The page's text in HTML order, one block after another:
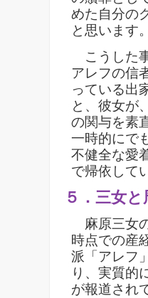
めた自分の
と思いま
こうした
アレフの信
っている出
と、彼女が
の関与を素
一時的にで
不健全な愛
で帰依して
５．三女
麻原三女
時点での産
派「アレフ
り、実質的
が報道され